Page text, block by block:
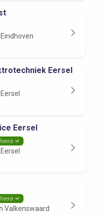
Eersel
Eersel
Valkenswaard